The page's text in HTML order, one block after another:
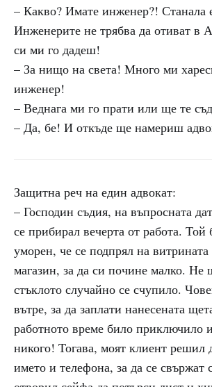
– Какво? Имате инженер?! Станала
Инженерите не трябва да отиват в
си ми го дадеш!
– За нищо на света! Много ми
инженер!
– Веднага ми го прати или ще те
– Да, бе! И откъде ще намериш
Защитна реч на един адвокат:
– Господин съдия, на въпросната
се прибирал вечерта от работа. Той
уморен, че се подпрял на
магазин, за да си почине малко.
стъклото случайно се счупило.
вътре, за да заплати нанесената
работното време било приключило
никого! Тогава, моят клиент решил
името и телефона, за да се свържат